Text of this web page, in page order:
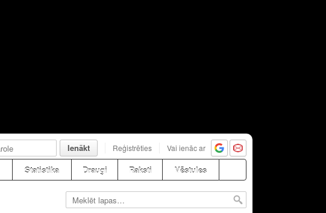
Ienākt Reģistrēties Vai ienāc ar
Statistika Draugi Raksti Vēstules